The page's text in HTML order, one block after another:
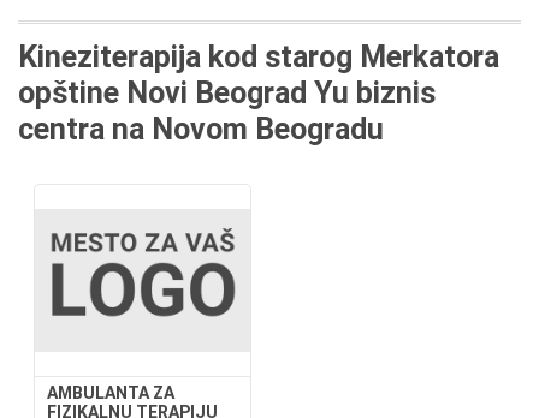
Kineziterapija kod starog Merkatora
opštine Novi Beograd Yu biznis
centra na Novom Beogradu
AMBULANTA ZA
FIZIKALNU TERAPIJU